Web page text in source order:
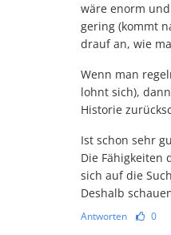
wäre enorm
gering (kommt
drauf an, wie
Wenn man
lohnt sich),
Historie
Ist schon sehr
Die Fähigkeiten
sich auf die
Deshalb
Antworten 0